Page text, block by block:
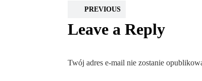
PREVIOUS
Leave a Reply
Twój adres e-mail nie zostanie